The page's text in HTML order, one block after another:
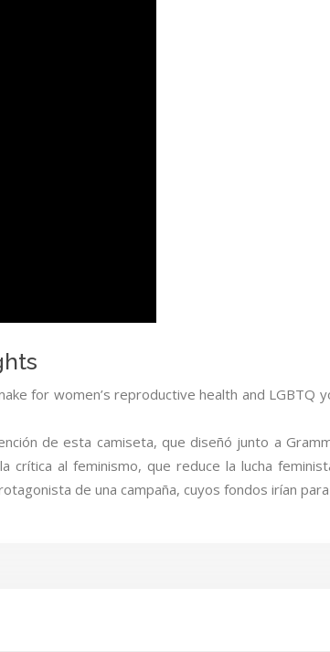
for women’s reproductive health and
de esta camiseta, que diseñó junto a
al feminismo, que reduce la lucha
de una campaña, cuyos fondos irían